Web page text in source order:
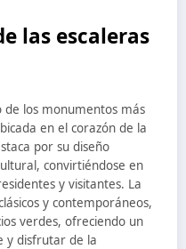
las escaleras
de los monumentos más
en el corazón de la
por su diseño
convirtiéndose en
y visitantes. La
y contemporáneos,
verdes, ofreciendo un
y disfrutar de la